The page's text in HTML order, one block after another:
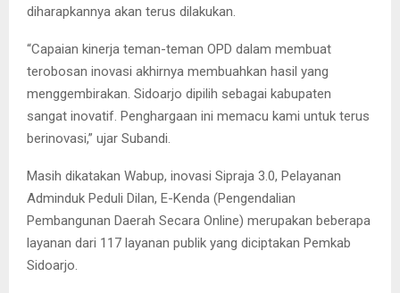
diharapkannya akan terus dilakukan.
“Capaian kinerja teman-teman OPD dalam membuat
terobosan inovasi akhirnya membuahkan hasil yang
menggembirakan. Sidoarjo dipilih sebagai kabupaten
sangat inovatif. Penghargaan ini memacu kami untuk terus
berinovasi,” ujar Subandi.
Masih dikatakan Wabup, inovasi Sipraja 3.0, Pelayanan
Adminduk Peduli Dilan, E-Kenda (Pengendalian
Pembangunan Daerah Secara Online) merupakan beberapa
layanan dari 117 layanan publik yang diciptakan Pemkab
Sidoarjo.